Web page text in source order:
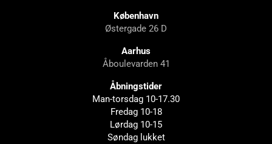
København
Østergade 26 D
Aarhus
Åboulevarden 41
Åbningstider
Man-torsdag 10-17.30
Fredag 10-18
Lørdag 10-15
Søndag lukket